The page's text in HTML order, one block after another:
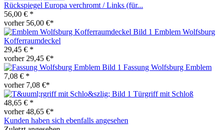
Rückspiegel Europa verchromt / Links (für...
56,00 € *
vorher 56,00 €*
Emblem Wolfsburg
Kofferraumdeckel
29,45 € *
vorher 29,45 €*
Fassung Wolfsburg Emblem
7,08 € *
vorher 7,08 €*
Türgriff mit Schloß
48,65 € *
vorher 48,65 €*
Kunden haben sich ebenfalls angesehen